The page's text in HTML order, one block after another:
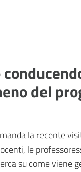
del
la recente
le
su come viene